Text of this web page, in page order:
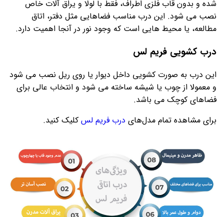
شده و بدون قاب فلزی اطراف، فقط با لولا و یراق آلات خاص
نصب می شود. این درب مناسب فضاهایی مثل دفتر، اتاق
مطالعه، یا محیط هایی است که وجود نور در آنجا اهمیت دارد.
درب کشویی فریم لس
این درب به صورت کشویی داخل دیوار یا روی ریل نصب می شود
و معمولا از چوب یا شیشه ساخته می شود و انتخاب عالی برای
فضاهای کوچک می باشد.
برای مشاهده تمام مدل‌های درب فریم لس کلیک کنید.